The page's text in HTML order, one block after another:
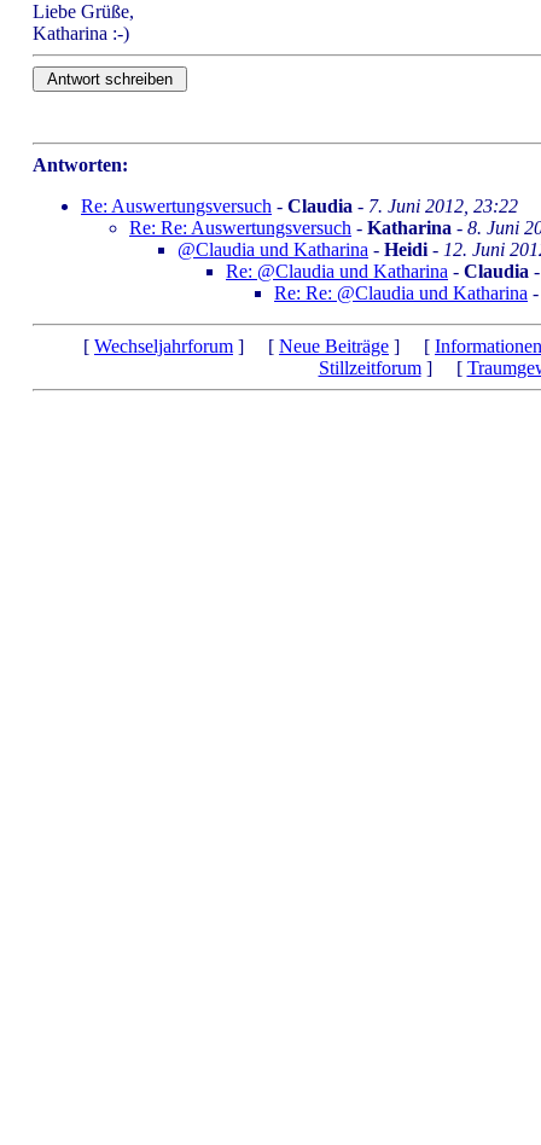
Liebe Grüße,
Katharina :-)
Antworten:
Re: Auswertungsversuch - Claudia - 7. Juni 2012, 23:22
Re: Re: Auswertungsversuch - Katharina - 8. Juni
@Claudia und Katharina - Heidi - 12. Juni
Re: @Claudia und Katharina - Claudia
Re: Re: @Claudia und Katharina
[ Wechseljahrforum ] [ Neue Beiträge ] [ Informationen
Stillzeitforum] [